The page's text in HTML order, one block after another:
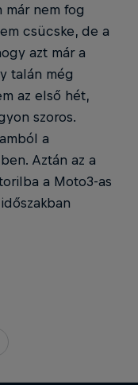
már nem fog
csücske, de a
azt már a
talán még
az első hét,
szoros.
a
Aztán az a
a Moto3-as